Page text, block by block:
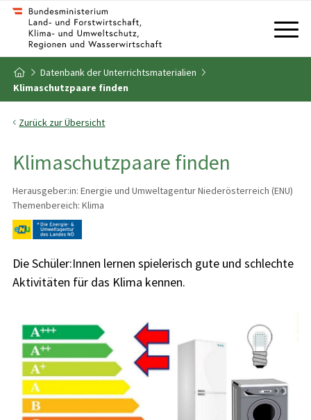
Zum Inhalt
Zum Inhaltsverzeichnis
Zur Startseite
Datenbank der Unterrichtsmaterialien
Klimaschutzpaare finden
Zurück zur Übersicht
Klimaschutzpaare finden
Herausgeber:in: Energie und Umweltagentur Niederösterreich (ENU)
Themenbereich: Klima
Die Schüler:Innen lernen spielerisch gute und schlechte
Aktivitäten für das Klima kennen.